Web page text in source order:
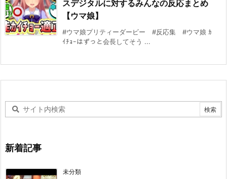
スデジタルに対するみんなの反応まとめ
【ウマ娘】
#ウマ娘プリティーダービー #反応集 #ウマ娘 ｶ
ｲﾁｮｰはずっと会長してそう ...
新着記事
未分類